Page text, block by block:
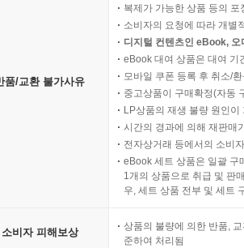
다. 이 책의 핵심에 깔린 조용한 파괴력은
공고히 한다는 깨달음.
스 매거진(Worth Magazine)』
절하고 사려 깊다……. 천체물리학자이자
을 따진다… 실리콘밸리의 가장 대담한 주
커스 리뷰(Kirkus Reviews)』
의 날카로운 비평은 테크 억만장자들의 끝
품/교환 불가사유
복제가 가능한 상품 등의
소비자의 요청에 따라 개별
디지털 컨텐츠인 eBook,
eBook 대여 상품은 대여 기
모바일 쿠폰 등록 후 취소/
중고상품이 구매확정(자동
LP상품의 재생 불량 원인
시간의 경과에 의해 재판매
전자상거래 등에서의 소비
eBook 세트 상품은 일괄 구
1개의 상품으로 취급 및 판
우, 세트 상품 전부 및 세트
소비자 피해보상
상품의 불량에 의한 반품,
준하여 처리됨